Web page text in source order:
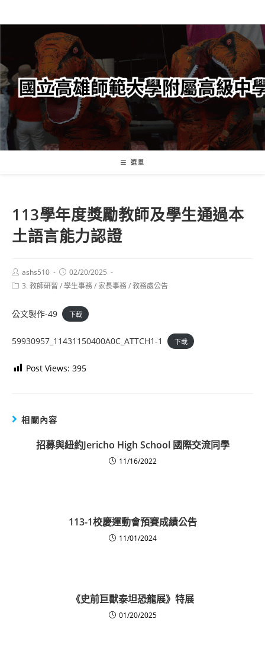
轉
要
內
容
選單
113學年度獎勵教師及學生通過本
土語言能力認證
Post
author:
ashs510
Post
published:
02/20/2025
Post3. 教師研習 /學生事務/ 家長事務/教務處公告
公文製作-49 下載
59930957_11431150400A0C_ATTCH1-1 下載
Post Views: 395
相關內容
招募與紐約Jericho High School 國際交流同學
11/16/2022
113-1校慶運動會預賽成績公告
11/01/2024
《史前巨獸泰坦恐龍展》特展
01/20/2025